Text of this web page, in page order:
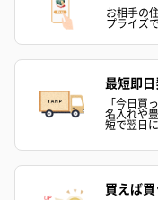
お相手の
プライズ
最短即
「今日買
名入れや
短で翌日
買えば